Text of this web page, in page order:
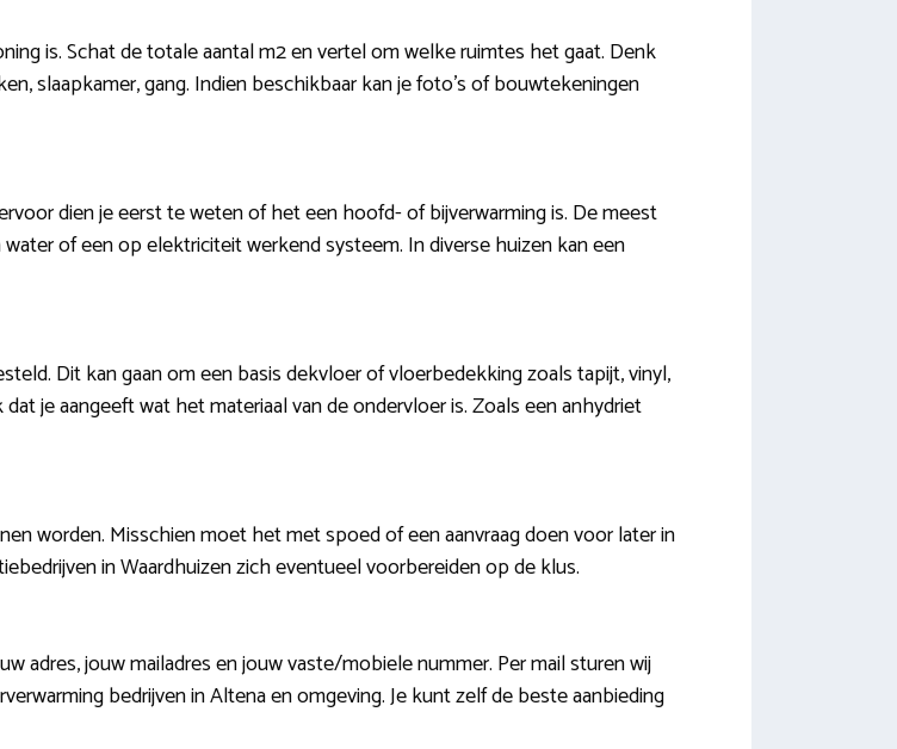
is. Schat de totale aantal m2 en vertel om welke ruimtes het gaat. Denk
slaapkamer, gang. Indien beschikbaar kan je foto’s of bouwtekeningen
dien je eerst te weten of het een hoofd- of bijverwarming is. De meest
of een op elektriciteit werkend systeem. In diverse huizen kan een
Dit kan gaan om een basis dekvloer of vloerbedekking zoals tapijt, vinyl,
je aangeeft wat het materiaal van de ondervloer is. Zoals een anhydriet
worden. Misschien moet het met spoed of een aanvraag doen voor later in
in Waardhuizen zich eventueel voorbereiden op de klus.
adres, jouw mailadres en jouw vaste/mobiele nummer. Per mail sturen wij
bedrijven in Altena en omgeving. Je kunt zelf de beste aanbieding